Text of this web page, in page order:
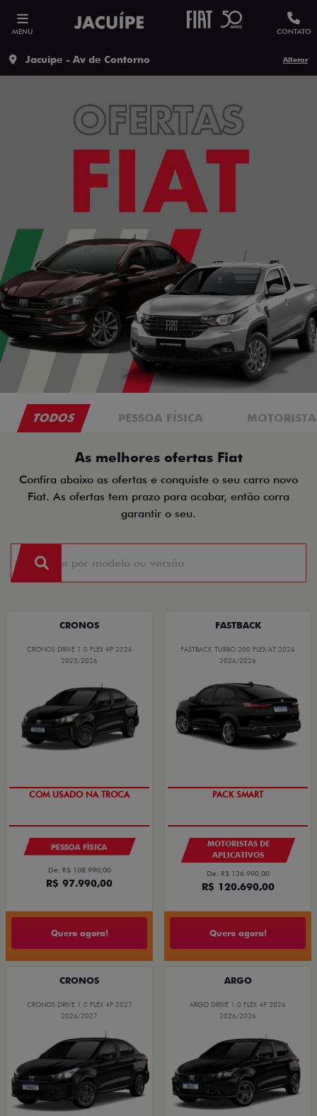
MENU CONTATO
Jacuipe - Av de Contorno Alterar
TODOS PESSOA FÍSICA
As melhores ofertas Fiat
Confira abaixo as ofertas e conquiste o seu carro novo
Fiat. As ofertas tem prazo para acabar, então corra
garantir o seu.
CRONOS
CRONOS DRIVE 1.0 FLEX 4P 2026
2025/2026
COM USADO NA TROCA
PESSOA FÍSICA
De: R$ 108.990,00
R$ 97.990,00
Quero agora!
FASTBACK
FASTBACK TURBO 200 FLEX AT 2026
2026/2026
PACK SMART
MOTORISTAS DE
APLICATIVOS
De: R$ 126.990,00
R$ 120.690,00
Quero agora!
CRONOS
CRONOS DRIVE 1.0 FLEX 4P 2027
2026/2027
ARGO
ARGO DRIVE 1.0 FLEX 4P 2026
2026/2026